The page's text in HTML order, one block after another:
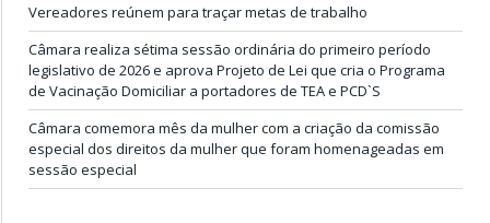
Vereadores reúnem para traçar metas de trabalho
Câmara realiza sétima sessão ordinária do primeiro período
legislativo de 2026 e aprova Projeto de Lei que cria o Programa
de Vacinação Domiciliar a portadores de TEA e PCD`S
Câmara comemora mês da mulher com a criação da comissão
especial dos direitos da mulher que foram homenageadas em
sessão especial